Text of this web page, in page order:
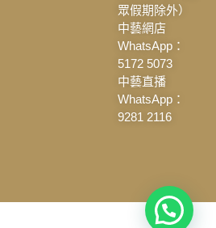
眾假期除外）
中藝網店
WhatsApp：
5172 5073
中藝直播
WhatsApp：
9281 2116